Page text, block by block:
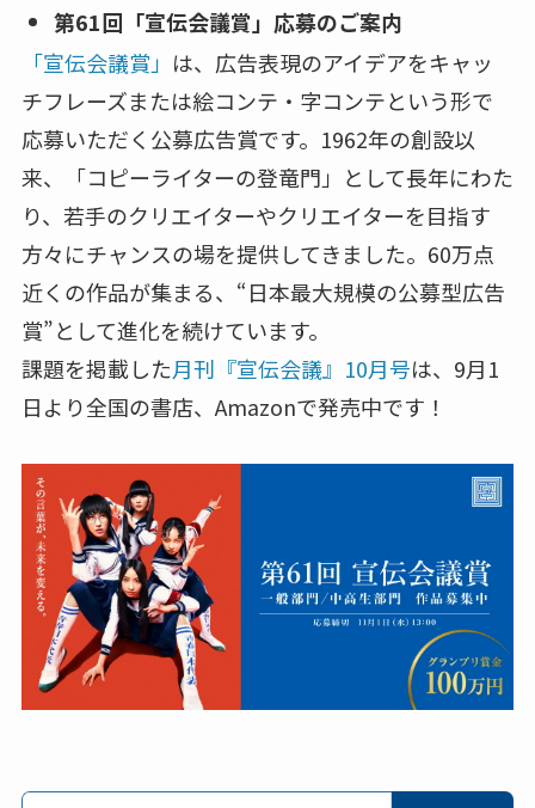
第61回「宣伝会議賞」応募のご案内
「宣伝会議賞」 は、広告表現のアイデアをキャッ
チフレーズまたは絵コンテ・字コンテという形で
応募いただく公募広告賞です。1962年の創設以
来、「コピーライターの登竜門」として長年にわた
り、若手のクリエイターやクリエイターを目指す
方々にチャンスの場を提供してきました。60万点
近くの作品が集まる、“日本最大規模の公募型広告
賞”として進化を続けています。
課題を掲載した月刊『宣伝会議』10月号は、9月1
日より全国の書店、Amazonで発売中です！